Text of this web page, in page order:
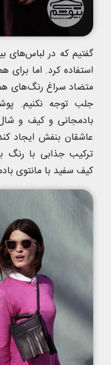
گفتیم که در لباس‌های
استفاده کرد. اما
متضاد سراغ رنگ‌های
جلب توجه نکنیم.
بادمجانی و کیف و
عاشقان بنفش ایجاد
ترکیب جذابی با رنگ
کیف سفید با مانتوی